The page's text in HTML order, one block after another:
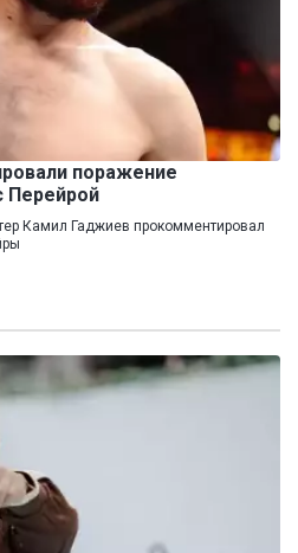
поражение
Перейрой
Камил Гаджиев прокомментировал